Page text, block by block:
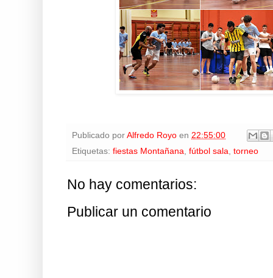
Publicado por Alfredo Royo en 22:55:00
Etiquetas: fiestas Montañana, fútbol sala, torneo
No hay comentarios:
Publicar un comentario